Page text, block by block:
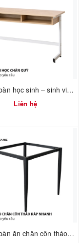
Khung bàn học sinh – sinh viên 750mm tháo ráp nhanh Vinahardware 2300.1.34805
Liên hệ
Khung bàn ăn chân côn tháo ráp nhanh 2300.1.73736